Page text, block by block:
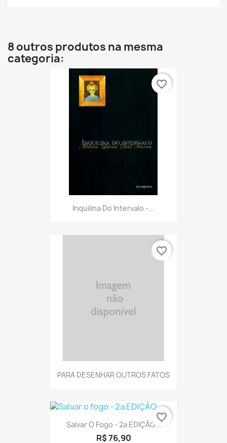
8 outros produtos na mesma
categoria:
Inquilina Do Intervalo -...
favorite_border
PARA DESENHAR OUTROS FATOS
favorite_border
Salvar O Fogo - 2a EDIÇÃO...
R$ 76,90
favorite_border